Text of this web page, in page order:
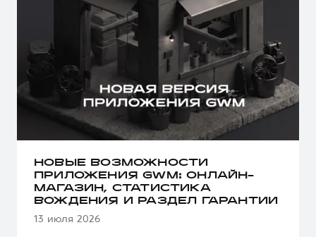
НОВЫЕ ВОЗМОЖНОСТИ
ПРИЛОЖЕНИЯ GWM: ОНЛАЙН-
МАГАЗИН, СТАТИСТИКА
ВОЖДЕНИЯ И РАЗДЕЛ ГАРАНТИИ
13 июля 2026